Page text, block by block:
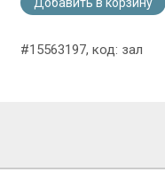
#15563197, код: зал